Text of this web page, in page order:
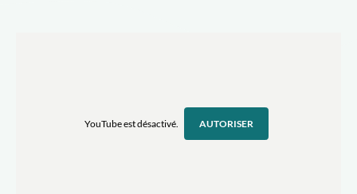
Trouver un expert
YouTube est désactivé. AUTORISER